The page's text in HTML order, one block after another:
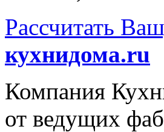
Рассчитать
кухнидома.ru
Компания
от ведущих